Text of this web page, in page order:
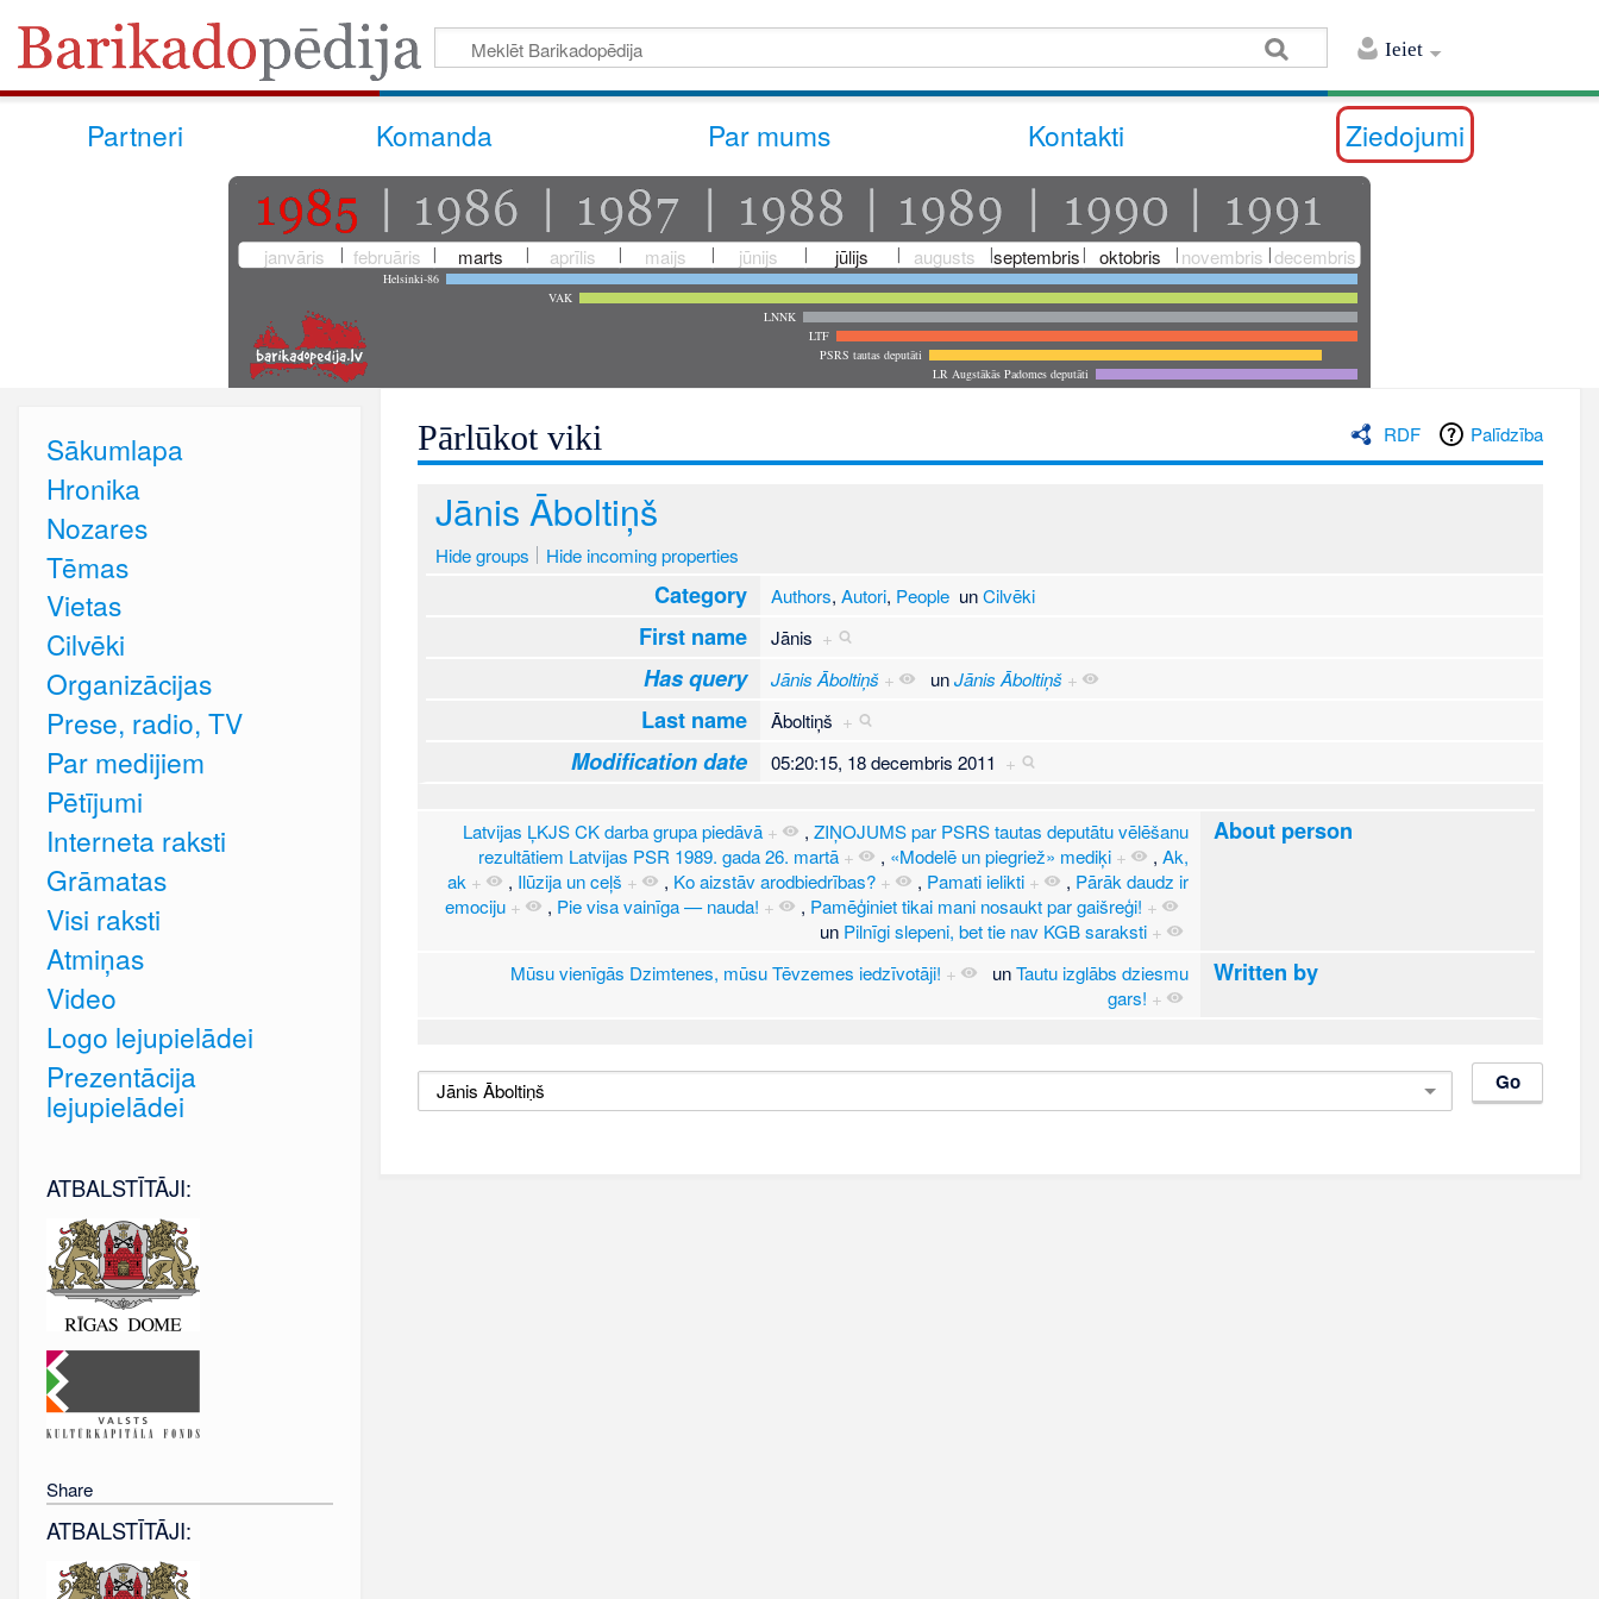
Ieiet
Partneri Komanda Par mums Kontakti Ziedojumi
janvāris februāris marts aprīlis maijs jūnijs jūlijs augusts septembris oktobris novembris decembris
Helsinki-86
VAK
LNNK
LTF
PSRS tautas deputāti
LR Augstākās Padomes deputāti
RDF Palīdzība
Pārlūkot viki
Jānis Āboltiņš
Hide groups Hide incoming properties
Category Authors, Autori, PeopleunCilvēki
First name Jānis +
Has query Jānis Āboltiņš + unJānis Āboltiņš +
Last name Āboltiņš +
Modification date 05:20:15, 18 decembris 2011 +
Latvijas ĻKJS CK darba grupa piedāvā + ,ZIŅOJUMS par PSRS tautas deputātu vēlēšanu
rezultātiem Latvijas PSR 1989. gada 26. martā + , «Modelē un piegriež» mediķi + ,Ak,
ak + , Ilūzija un ceļš + , Ko aizstāv arodbiedrības? + , Pamati ielikti + , Pārāk daudz ir
emociju + , Pie visa vainīga — nauda! + , Pamēģiniet tikai mani nosaukt par gaišreģi! +
un Pilnīgi slepeni, bet tie nav KGB saraksti +
About person
Mūsu vienīgās Dzimtenes, mūsu Tēvzemes iedzīvotāji! + unTautu izglābs dziesmu
gars! +
Written by
Sākumlapa
Hronika
Nozares
Tēmas
Vietas
Cilvēki
Organizācijas
Prese, radio, TV
Par medijiem
Pētījumi
Interneta raksti
Grāmatas
Visi raksti
Atmiņas
Video
Logo lejupielādei
Prezentācija
lejupielādei
ATBALSTĪTĀJI:
Share
ATBALSTĪTĀJI: